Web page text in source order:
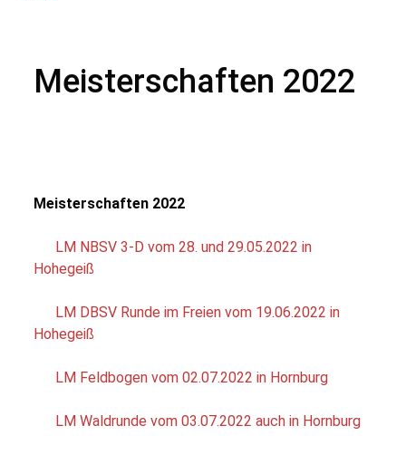
Meisterschaften 2022
Meisterschaften 2022
LM NBSV 3-D vom 28. und 29.05.2022 in
Hohegeiß
LM DBSV Runde im Freien vom 19.06.2022 in
Hohegeiß
LM Feldbogen vom 02.07.2022 in Hornburg
LM Waldrunde vom 03.07.2022 auch in Hornburg